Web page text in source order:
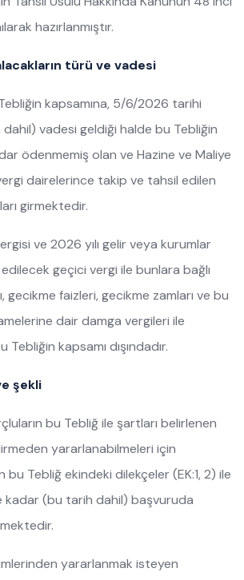
hazırlanmıştır.
türü ve vadesi
kapsamına, 5/6/2026 tarihi
vadesi geldiği halde bu Tebliğin
ödenmemiş olan ve Hazine ve Maliye
vergi dairelerince takip ve tahsil edilen
girmektedir.
ve 2026 yılı gelir veya kurumlar
geçici vergi ile bunlara bağlı
gecikme faizleri, gecikme zamları ve bu
dair damga vergileri ile
Tebliğin kapsamı dışındadır.
şekli
bu Tebliğ ile şartları belirlenen
yararlanabilmeleri için
bu Tebliğ ekindeki dilekçeler (EK:1, 2) ile
kadar (bu tarih dahil) başvuruda
yararlanmak isteyen